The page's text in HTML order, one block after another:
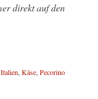
direkt auf den
Italien Käse Pecorino